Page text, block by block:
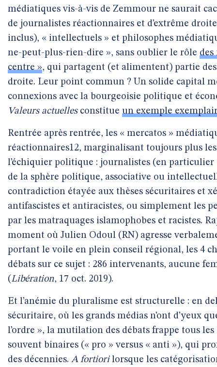
médiatiques vis-à-vis de Zemmour ne saurait
de journalistes réactionnaires et d’extrême
inclus), « intellectuels » et philosophes
ne-peut-plus-rien-dire », sans oublier le rôle des
centre », qui partagent (et alimentent) partie des
droite. Leur point commun ? Un solide capital
connexions avec la bourgeoisie politique et
Valeurs actuellesconstitue un exemple
Rentrée après rentrée, les « mercatos »
réactionnaires12, marginalisant toujours plus les
l’échiquier politique : journalistes (en particulier
de la sphère politique, associative ou
contradiction étayée aux thèses sécuritaires et
antifascistes et antiracistes, ou simplement les
par les matraquages islamophobes et racistes.
moment où Julien Odoul (RN) agresse
portant le voile en plein conseil régional, les 4
débats sur ce sujet : 286 intervenants, aucune
(Libération, 17 oct. 2019).
Et l’anémie du pluralisme est structurelle : en
sécuritaire, où les grands médias n’ont d’yeux
l’ordre », la mutilation des débats frappe tous
souvent binaires (« pro » versus « anti »), qui
des décennies. A fortiorilorsque les